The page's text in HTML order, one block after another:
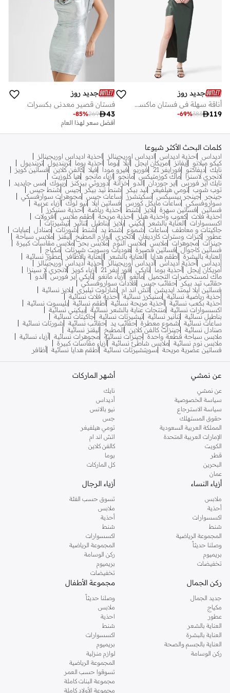
جديد روز
أناقة سهلة في فستان ماكسي انسيابي
119
383
-69%
جديد روز
فستان قصير معدني بكسرات
43
269
-85%
أفضل سعر لهذا العام
كلمات البحث الأكثر شيوعا
اديداس احذية اديداس اديداس اوريجينالز
احذية اديداس اوريجينالز
كيكو ميلانو
إيفانز امريكان ايجل ايلا بوما احذية بوما ترينديول ترينديول
نايك ديفاكتو فورايفر 21 فوريو فيرو مودا فيلا كالفن كلاين فساتين كويز
لانجري لاسنزا
ماك كوزمتيكس مانجو ازياء مانجو
هيا كلوزيت
نايك اير فورس
اير جوردان الدو خزانة دوروثي بيركنز ريبوك مس جايديد
توب شوب تومي هيلفيغر تيد بيكر شنط تيد بيكر جيس
شنط جيس
جينجر
جينجر بيسيكس سكيتشرز ساعات جيس مجوهرات سوارفسكي
سواروفسكي
ساعات مايكل كورس فساتين ايلا نيو لوك أزياء عربية
فساتين
فساتين سهرة بلايز شنط احذية رياضة
احذية سنيكرز
احذية فلات كعوب واحذية هيلز احذية مريحة اطقم ملابس
افرولات
اكسسوارات
العناية بالشعر بكيني بلايز بناطيل تنانير
تيشيرتات
جاكيتات و معاطف
ساعات شموع شنط يد شنط شورتات صنادل
عبايات
عطور
كنزات وسترات كارديغان لانجري لوازم المطبخ ليقنز
ملابس سباحة
جينزات مجوهرات ملابس ملابس النوم ملابس بحر ملابس مقاسات كبيرة
فساتين كاجوال
فساتين قصيرة هوديات وسويت شيرتات مكياج
العناية بالبشرة أطقم هدايا العناية بالشعر العناية بالأظافر
عطور نسائية
أديداس أحذية أديداس أديداس أوريجينالز
أحذية أديداس أوريجينالز
أمريكان إيجل أحذية بوما نايكي فور إيفر 21 أزياء كويز
لانجري لا سينزا
ماك لمستحضرات التجميل مانغو أزياء مانغو نايكي اير فورس ألدو
حقائب تيد بيكر
حقائب جيس
قلادات سواروفسكي
فساتين ايلا ليمتد ايديشن
اتش اند ام شارلوت تيلبري بلايز نسائية
أحذية رياضية نسائية
سنيكرز نسائية أحذية فلات نسائية
أحذية بكعب نسائية أحذية مريحة نسائية أطقم نسائية بليسوت نسائية
اكسسوارات نسائية منتجات عناية بالشعر نسائية بيكيني نسائية
بناطيل نسائية تنانير نسائية تيشيرتات نسائية جاكيتات نسائية
ساعات نسائية
شموع معطرة حقائب يد حقائب نسائية
شورتات نسائية
صنادل نسائية جينزات كالفن كلاين المطبخ
ليقنز نسائية
ملابس سباحة قطعة واحدة جينزات نسائية مجوهرات نسائية أزياء نسائية
ملابس نوم نسائية ملابس شاطئ نسائية أزياء مقاسات كبيرة
فساتين عصرية مريحة
سويتشيرتات نسائية أطقم هدايا نسائية أظافر
عن نمشي
عن نمشي
سياسة الخصوصية
سياسة الاسترجاع
حقوق المستهلك
المملكة العربية السعودية
الإمارات العربية المتحدة
الكويت
قطر
البحرين
عمان
أشهر الماركات
نايك
أديداس
نيو بالانس
جس
تومي هيلفيغر
اتش اند ام
كالفن كلاين
بوما
كل الماركات
أزياء النساء
ملابس
أحذية
اكسسوارات
شنط
المجموعة الرياضية
وصلنا حديثاً
بريميوم
تخفيضات
أزياء الرجال
تسوق حسب الفئة
ملابس
أحذية
شنط
اكسسوارات
المجموعة الرياضية
ركن الوسامة
بريميوم
تخفيضات
ركن الجمال
جديد الجمال
مكياج
عطور
العناية بالشعر
العناية بالبشرة
العناية بالجسم والصحة
ركن الوسامة
مجموعة الأطفال
وصلنا حديثاً
ملابس
احذية
شنط
اكسسوارات
بريميوم
لوازم منزلية
المجموعة الرياضية
تسوقوا حسب العمر
مجموعة البنات كاملة
مجموعة الأولاد كاملة